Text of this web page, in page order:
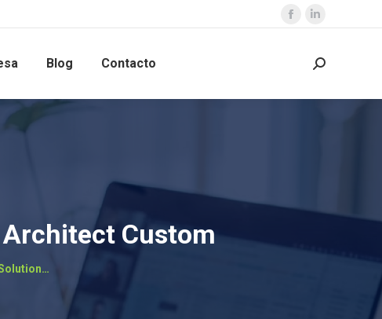
Blog Contacto
Custom